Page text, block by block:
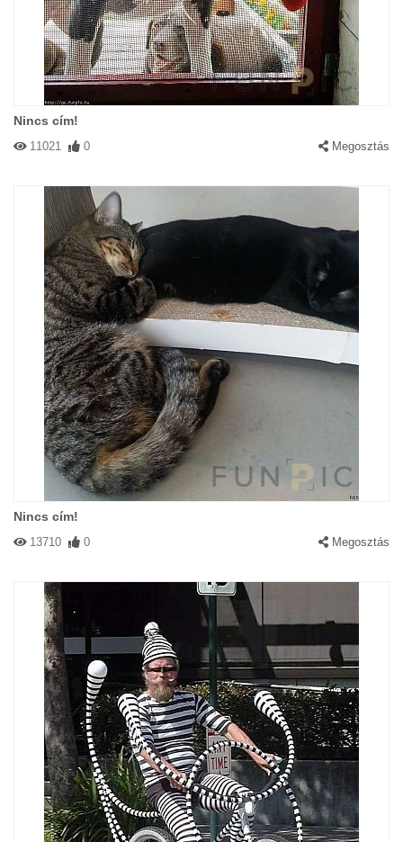
Nincs cím!
11021 0 Megosztás
Nincs cím!
13710 0 Megosztás